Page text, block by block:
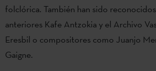
folclórica. También han sido
anteriores Kafe Antzokia y el Archivo
Eresbil o compositores como Juanjo
Gaigne.